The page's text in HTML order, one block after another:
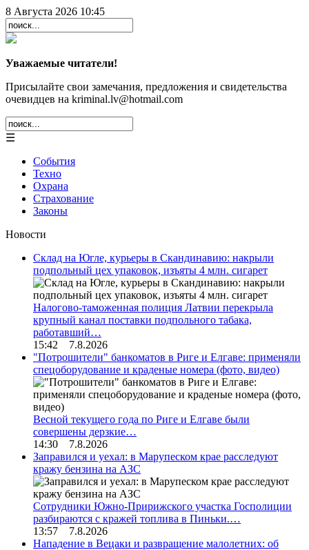
8 Августа 2026 10:45
Уважаемые читатели!
Присылайте свои замечания, предложения и свидетельства
очевидцев на kriminal.lv@hotmail.com
☰
События
Техно
Охрана
Страхование
Законы
Новости
Склад на Югле, курьеры в Скандинавию: накрыли
подпольный цех упаковок, изъяты 4 млн. сигарет
Налогово-таможенная полиция Латвии перекрыла
крупный канал поставки подпольного табака,
работавший…
15:42 7.8.2026
"Потрошители" банкоматов в Риге и Елгаве: применяли
спецоборудование и краденые номера (фото, видео)
Весной текущего года по Риге и Елгаве были
совершены дерзкие…
14:30 7.8.2026
Заправился и уехал: в Марупеском крае расследуют
кражу бензина на АЗС
Сотрудники Южно-Пририжского участка Госполиции
разбираются с кражей топлива в Пиньки.…
13:57 7.8.2026
Нападение в Вецаки и развращение малолетних: об